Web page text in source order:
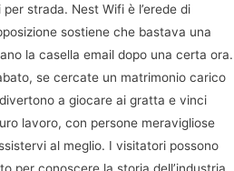
strada. Nest Wifi è l’erede di
sostiene che bastava una
la casella email dopo una certa ora.
se cercate un matrimonio carico
a giocare ai gratta e vinci
lavoro, con persone meravigliose
al meglio. I visitatori possono
per conoscere la storia dell’industria